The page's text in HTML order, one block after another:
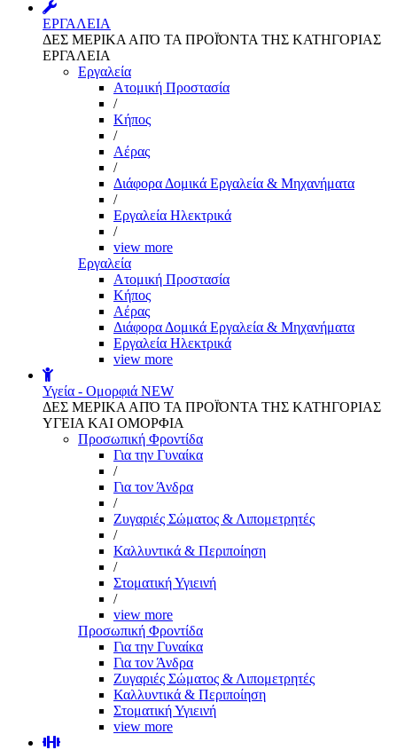
ΕΡΓΑΛΕΙΑ
ΔΕΣ ΜΕΡΙΚΑ ΑΠΌ ΤΑ ΠΡΟΪΌΝΤΑ ΤΗΣ ΚΑΤΗΓΟΡΙΑΣ
ΕΡΓΑΛΕΙΑ
Εργαλεία
Aτομική Προστασία
/
Kήπος
/
Αέρας
/
Διάφορα Δομικά Εργαλεία & Μηχανήματα
/
Εργαλεία Ηλεκτρικά
/
view more
Εργαλεία
Aτομική Προστασία
Kήπος
Αέρας
Διάφορα Δομικά Εργαλεία & Μηχανήματα
Εργαλεία Ηλεκτρικά
view more
Υγεία - Ομορφιά NEW
ΔΕΣ ΜΕΡΙΚΑ ΑΠΌ ΤΑ ΠΡΟΪΌΝΤΑ ΤΗΣ ΚΑΤΗΓΟΡΙΑΣ
ΥΓΕΙΑ ΚΑΙ ΟΜΟΡΦΙΑ
Προσωπική Φροντίδα
Για την Γυναίκα
/
Για τον Άνδρα
/
Ζυγαριές Σώματος & Λιπομετρητές
/
Καλλυντικά & Περιποίηση
/
Στοματική Υγιεινή
/
view more
Προσωπική Φροντίδα
Για την Γυναίκα
Για τον Άνδρα
Ζυγαριές Σώματος & Λιπομετρητές
Καλλυντικά & Περιποίηση
Στοματική Υγιεινή
view more